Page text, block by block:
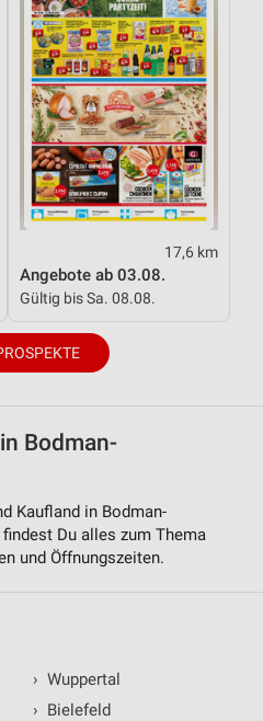
17,6 km
Angebote ab 03.08.
Gültig bis Sa. 08.08.
Bodman-
Kaufland in Bodman-
Du alles zum Thema
und Öffnungszeiten.
› Wuppertal
› Bielefeld